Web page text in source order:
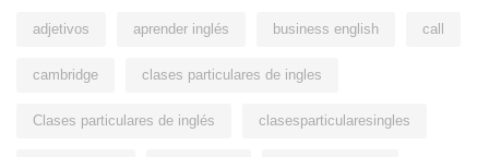
adjetivos aprender inglés business english call
cambridge clases particulares de ingles
Clases particulares de inglés clasesparticularesingles